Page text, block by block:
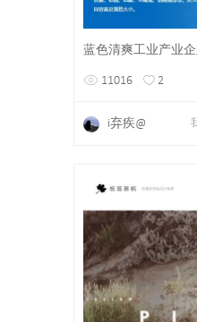
蓝色清爽工业产业
11016 2
i弃疾@